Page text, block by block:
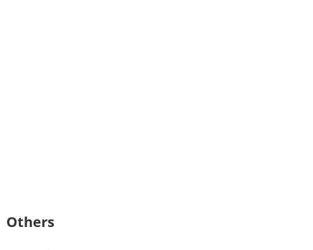
Others